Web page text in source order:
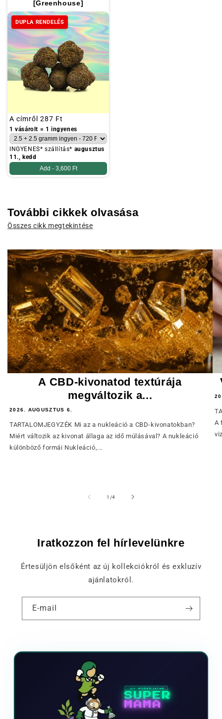
[Greenhouse]
DUPLA RENDELÉS
Szokásos
ár
A címről 287 Ft
1 vásárolt = 1 ingyenes
INGYENES* szállítás* augusztus
11., kedd
Add - 3,600 Ft
További cikkek olvasása
Összes cikk megtekintése
A CBD-kivonatod textúrája
megváltozik a...
2026. AUGUSZTUS 6.
TARTALOMJEGYZÉK Mi az a nukleáció a CBD-kivonatokban?
Miért változik az kivonat állaga az idő múlásával? A nukleáció
különböző formái Nukleáció,...
A
1 /of
4
Iratkozzon fel hírlevelünkre
Értesüljön elsőként az új kollekciókról és exkluzív
ajánlatokról.
E-mail
ÚJ VIDEOJÁTÉK
SUPER
MAMA